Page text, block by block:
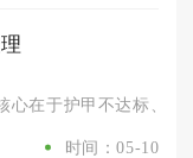
心在于护甲不达标、
时间：05-10